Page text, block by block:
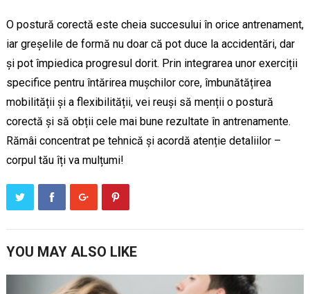
O postură corectă este cheia succesului în orice antrenament,
iar greșelile de formă nu doar că pot duce la accidentări, dar
și pot împiedica progresul dorit. Prin integrarea unor exerciții
specifice pentru întărirea mușchilor core, îmbunătățirea
mobilității și a flexibilității, vei reuși să menții o postură
corectă și să obții cele mai bune rezultate în antrenamente.
Rămâi concentrat pe tehnică și acordă atenție detaliilor –
corpul tău îți va mulțumi!
YOU MAY ALSO LIKE